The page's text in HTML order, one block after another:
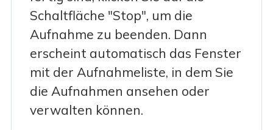
Schaltfläche "Stop", um die
Aufnahme zu beenden. Dann
erscheint automatisch das Fenster
mit der Aufnahmeliste, in dem Sie
die Aufnahmen ansehen oder
verwalten können.